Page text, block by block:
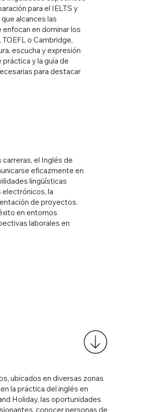
para el IELTS y
alcances las
en dominar los
o Cambridge,
escucha y expresión
y la guía de
para destacar
carreras, el Inglés de
eficazmente en
lingüísticas
la
de proyectos.
en entornos
laborales en
ubicados en diversas zonas
la práctica del inglés en
Holiday, las oportunidades
conocer personas de